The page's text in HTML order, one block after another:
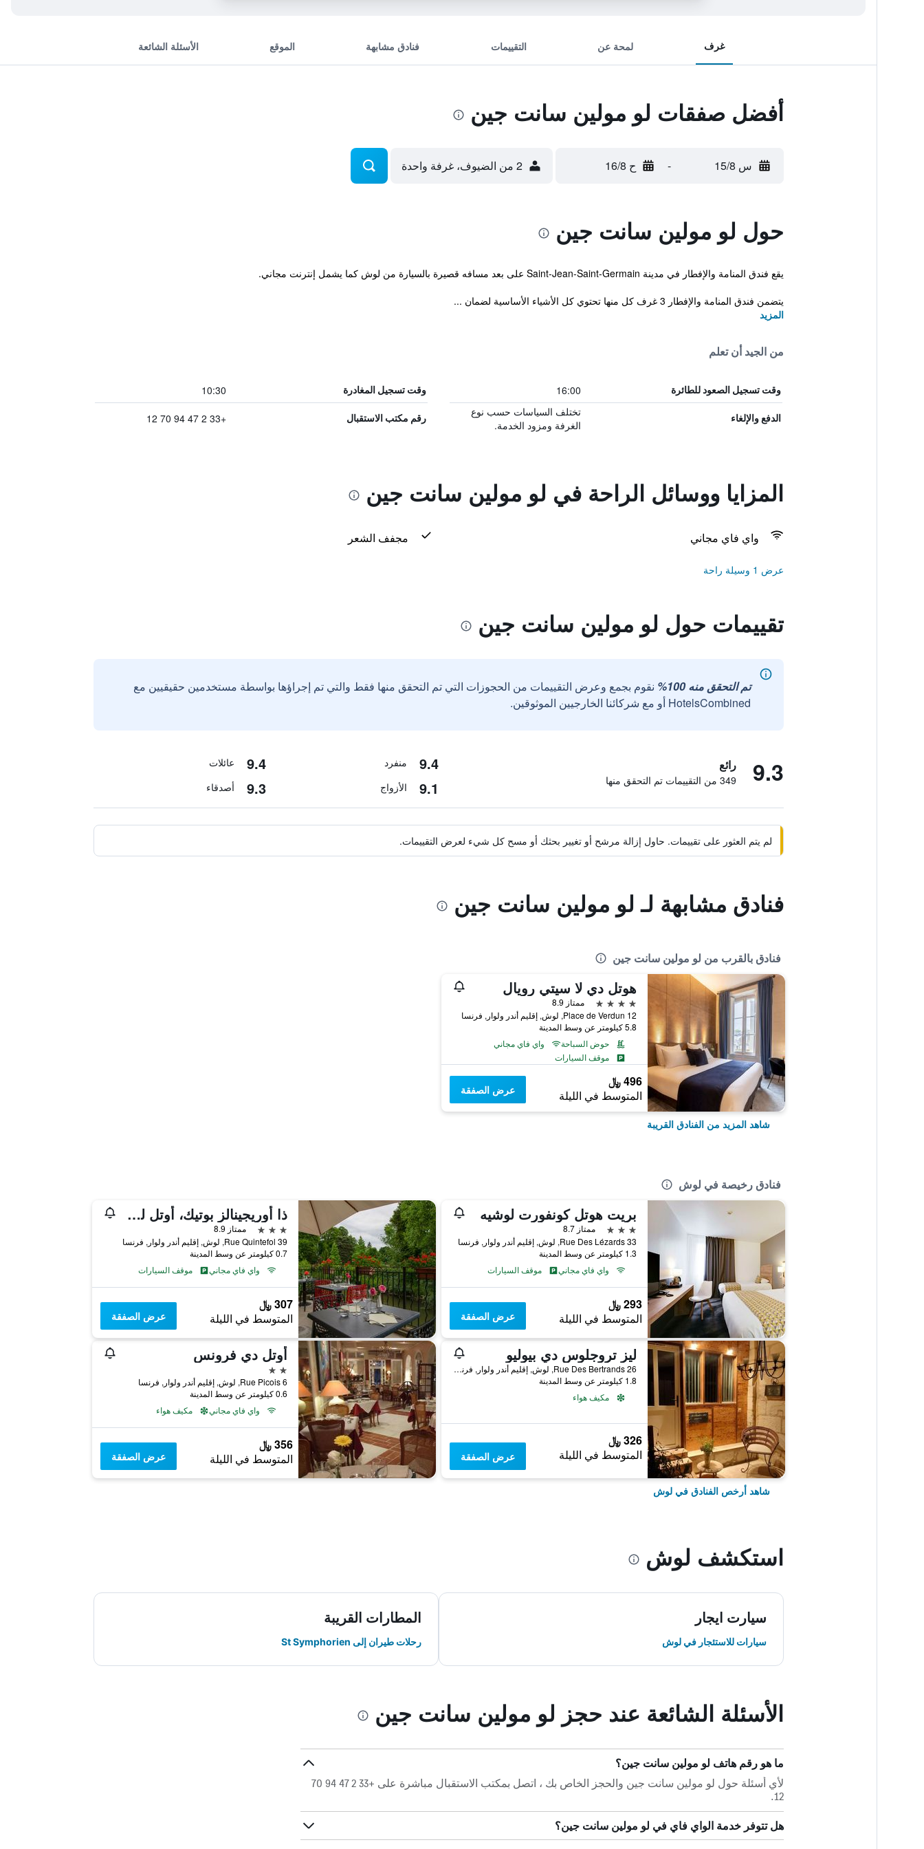
غرف لمحة عن التقييمات فنادق مشابهة الموقع الأسئلة الشائعة
أفضل صفقات لو مولين سانت جين
س 15/8 - ح 16/8 2 من الضيوف، غرفة واحدة
حول لو مولين سانت جين
يقع فندق المنامة والإفطار في مدينة Saint-Jean-Saint-Germain على بعد مسافه قصيرة بالسيارة من لوش كما يشمل إنترنت مجاني.
يتضمن فندق المنامة والإفطار 3 غرف كل منها تحتوي كل الأشياء الأساسية لضمان ...
المزيد
من الجيد أن تعلم
وقت تسجيل الصعود للطائرة 16:00 وقت تسجيل المغادرة 10:30
الدفع والإلغاء
تختلف السياسات حسب نوع
الغرفة ومزود الخدمة.
رقم مكتب الاستقبال +33 2 47 94 70 12
المزايا ووسائل الراحة في لو مولين سانت جين
واي فاي مجاني مجفف الشعر
عرض 1 وسيلة راحة
تقييمات حول لو مولين سانت جين
تم التحقق منه 100%
نقوم بجمع وعرض التقييمات من الحجوزات التي تم التحقق منها فقط والتي تم إجراؤها بواسطة مستخدمين حقيقيين مع
HotelsCombined أو مع شركائنا الخارجيين الموثوقين.
9.3 رائع
349 من التقييمات تم التحقق منها
9.4 منفرد 9.4 عائلات
9.1 الأزواج 9.3 أصدقاء
لم يتم العثور على تقييمات. حاول إزالة مرشح أو تغيير بحثك أو مسح كل شيء لعرض التقييمات.
فنادق مشابهة لـ لو مولين سانت جين
فنادق بالقرب من لو مولين سانت جين
هوتل دي لا سيتي رويال
4 نجوم
ممتاز 8.9
12 Place de Verdun, لوش, إقليم أندر ولوار, فرنسا
5.8 كيلومتر عن وسط المدينة
حوض السباحة
واي فاي مجاني
موقف السيارات
496 ﷼
المتوسط في الليلة عرض الصفقة
شاهد المزيد من الفنادق القريبة
فنادق رخيصة في لوش
بريت هوتل كونفورت لوشيه
3 نجوم
ممتاز 8.7
33 Rue Des Lézards, لوش, إقليم أندر ولوار, فرنسا
1.3 كيلومتر عن وسط المدينة
واي فاي مجاني
موقف السيارات
293 ﷼
المتوسط في الليلة عرض الصفقة
ذا أوريجينالز بوتيك، أوتل لو جورج، لوش
3 نجوم
ممتاز 8.9
39 Rue Quintefol, لوش, إقليم أندر ولوار, فرنسا
0.7 كيلومتر عن وسط المدينة
واي فاي مجاني
موقف السيارات
307 ﷼
المتوسط في الليلة عرض الصفقة
ليز تروجلوس دي بيوليو
26 Rue Des Bertrands, لوش, إقليم أندر ولوار, فرنسا
1.8 كيلومتر عن وسط المدينة
مكيف هواء
326 ﷼
المتوسط في الليلة عرض الصفقة
أوتل دي فرونس
2 نجمتين
6 Rue Picois, لوش, إقليم أندر ولوار, فرنسا
0.6 كيلومتر عن وسط المدينة
واي فاي مجاني
مكيف هواء
356 ﷼
المتوسط في الليلة عرض الصفقة
شاهد أرخص الفنادق في لوش
استكشف لوش
سيارت ايجار
سيارات للاستئجار في لوش
المطارات القريبة
رحلات طيران إلى St Symphorien
الأسئلة الشائعة عند حجز لو مولين سانت جين
ما هو رقم هاتف لو مولين سانت جين؟
لأي أسئلة حول لو مولين سانت جين والحجز الخاص بك ، اتصل بمكتب الاستقبال مباشرة على +33 2 47 94 70
12.
هل تتوفر خدمة الواي فاي في لو مولين سانت جين؟